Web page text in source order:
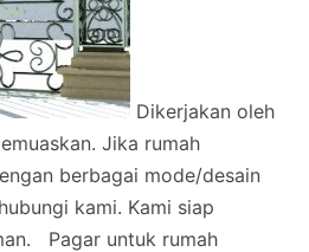
Dikerjakan oleh
Jika rumah
berbagai mode/desain
kami. Kami siap
Pagar untuk rumah